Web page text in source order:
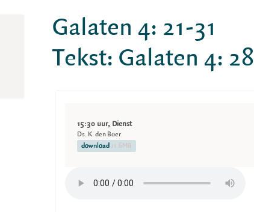
Galaten 4: 21-31
Tekst: Galaten 4: 28
15:30 uur, Dienst
Ds. K. den Boer
download 11.6MB